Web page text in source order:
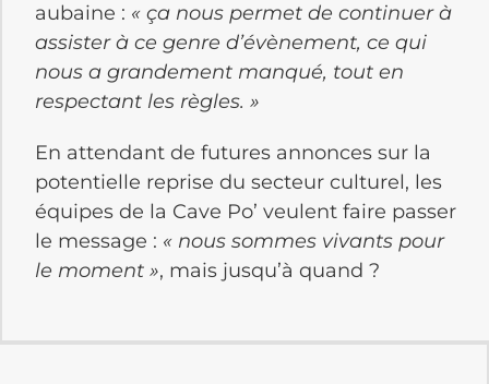
aubaine : « ça nous permet de continuer à
assister à ce genre d’évènement, ce qui
nous a grandement manqué, tout en
respectant les règles. »
En attendant de futures annonces sur la
potentielle reprise du secteur culturel, les
équipes de la Cave Po’ veulent faire passer
le message : « nous sommes vivants pour
le moment », mais jusqu’à quand ?